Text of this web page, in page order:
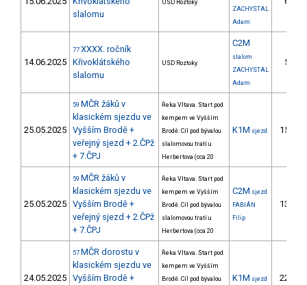
slalomu
USD Roztoky
ZACHYSTAL
Adam
14.06.2025
77 XXXX. ročník
Křivoklátského
slalomu
USD Roztoky
C2M
slalom
ZACHYSTAL
Adam
5.
25.05.2025
59 MČR žáků v
klasickém sjezdu ve
Vyšším Brodě +
veřejný sjezd + 2.ČPž
+ 7.ČPJ
Řeka Vltava. Start pod
kempem ve Vyšším
Brodě. Cíl pod bývalou
slalomovou tratí u
Herbertova (cca 20
K1M sjezd 15.
25.05.2025
59 MČR žáků v
klasickém sjezdu ve
Vyšším Brodě +
veřejný sjezd + 2.ČPž
+ 7.ČPJ
Řeka Vltava. Start pod
kempem ve Vyšším
Brodě. Cíl pod bývalou
slalomovou tratí u
Herbertova (cca 20
C2M sjezd
FABIÁN
Filip
13.
24.05.2025
57 MČR dorostu v
klasickém sjezdu ve
Vyšším Brodě +
Řeka Vltava. Start pod
kempem ve Vyšším
Brodě. Cíl pod bývalou
K1M sjezd 22.